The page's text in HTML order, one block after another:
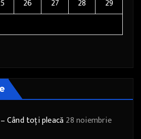
26 27 28
29
Când toți pleacă 28 noiembrie